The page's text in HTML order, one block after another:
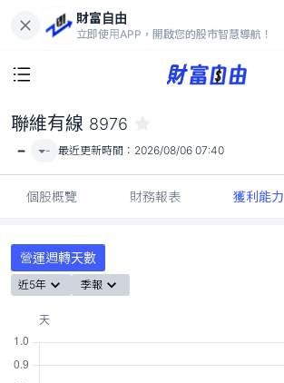
財富自由
立即使用APP，開啟您的股市智慧導航！
-
聯維有線 8976
- - 最近更新時間： 2026/08/06 07:40
個股概覽 財務報表 獲利能力
營運週轉天數
近5年 季報